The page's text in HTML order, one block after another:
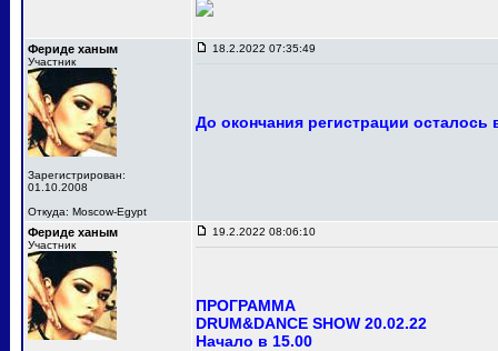
Фериде ханым
Участник
Зарегистрирован:
01.10.2008
Откуда: Moscow-Egypt
18.2.2022 07:35:49
До окончания регистрации осталось
Фериде ханым
Участник
19.2.2022 08:06:10
ПРОГРАММА
DRUM&DANCE SHOW 20.02.22
Начало в 15.00